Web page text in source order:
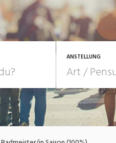
ANSTELLUNG
Temporär (befristet)
Bau, Handwerk, Elektro